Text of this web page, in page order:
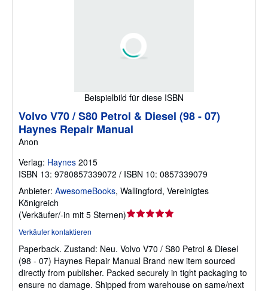
Beispielbild für diese ISBN
Volvo V70 / S80 Petrol & Diesel (98 - 07)
Haynes Repair Manual
Anon
Verlag: Haynes 2015
ISBN 13: 9780857339072 / ISBN 10: 0857339079
Anbieter: AwesomeBooks, Wallingford, Vereinigtes
Königreich
(Verkäufer/-in mit 5 Sternen)Verkäuferbewertung
5
Sternen
Verkäufer kontaktieren
Paperback. Zustand: Neu. Volvo V70 / S80 Petrol & Diesel
(98 - 07) Haynes Repair Manual Brand new item sourced
directly from publisher. Packed securely in tight packaging to
ensure no damage. Shipped from warehouse on same/next